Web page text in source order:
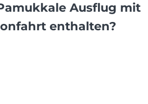
Ausflug mit
enthalten?